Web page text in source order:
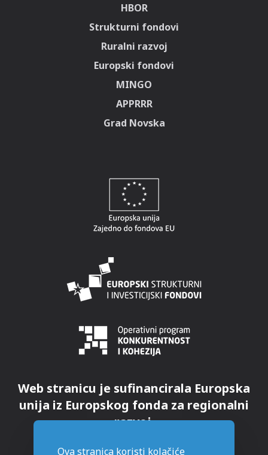
HBOR
Strukturni fondovi
Ruralni razvoj
Europski fondovi
MINGO
APPRRR
Grad Novska
Web stranicu je sufinancirala Europska
unija iz Europskog fonda za regionalni
razvoj.
Ova stranica koristi kolačiće